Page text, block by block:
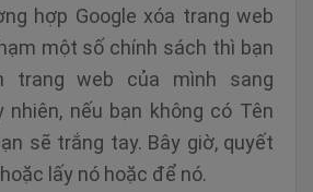
hợp Google xóa trang web
một số chính sách thì bạn
trang web của mình sang
nhiên, nếu bạn không có Tên
sẽ trắng tay. Bây giờ, quyết
lấy nó hoặc để nó.